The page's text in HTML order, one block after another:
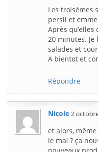
Les troisèmes
persil et
Après
20 minutes.
salades et
A bientot et
Répondre
Nicole 2
et alors,
le mal ? ça
nouveaux